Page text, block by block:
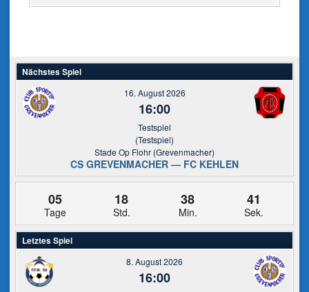
Nächstes Spiel
16. August 2026
16:00
Testspiel
(Testspiel)
Stade Op Flohr (Grevenmacher)
CS GREVENMACHER — FC KEHLEN
05
Tage
18
Std.
38
Min.
41
Sek.
Letztes Spiel
8. August 2026
16:00